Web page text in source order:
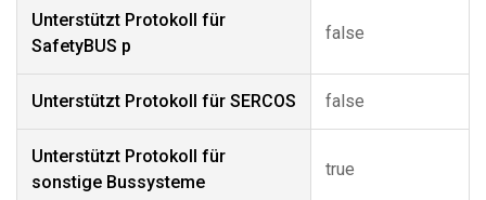
Unterstützt Protokoll für
SafetyBUS p
false
Unterstützt Protokoll für SERCOS false
Unterstützt Protokoll für
sonstige Bussysteme
true